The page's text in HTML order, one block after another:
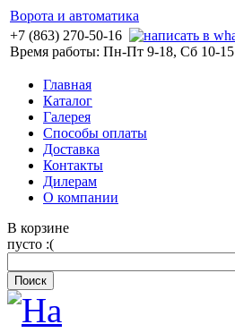
Ворота и автоматика
+7 (863) 270-50-16
Время работы: Пн-Пт 9-18, Сб 10-15
Главная
Каталог
Галерея
Способы оплаты
Доставка
Контакты
Дилерам
О компании
В корзине
пусто :(